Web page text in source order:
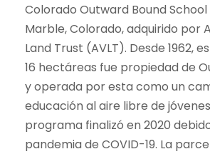
Colorado Outward Bound
Marble, Colorado, adquirido por
Land Trust (AVLT). Desde 1962,
16 hectáreas fue propiedad de
y operada por esta como un
educación al aire libre de
programa finalizó en 2020
pandemia de COVID-19. La